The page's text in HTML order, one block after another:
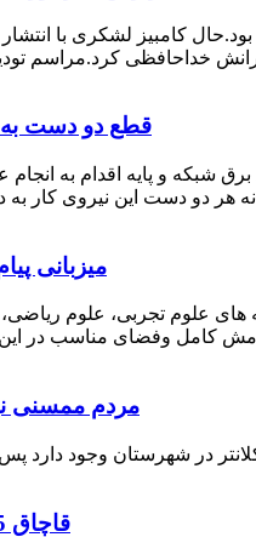
ممسنی بود.حال کامبیز لشکری
قطع دو دست به
شبکه و پایه اقدام به
میزبانی پیام
برگزاری کنکور سراسری اظهار داشت: 1000 نفر از
مردم ممسنی
قاچاق 5 هزار لیتر گازوئیل در ممسنی